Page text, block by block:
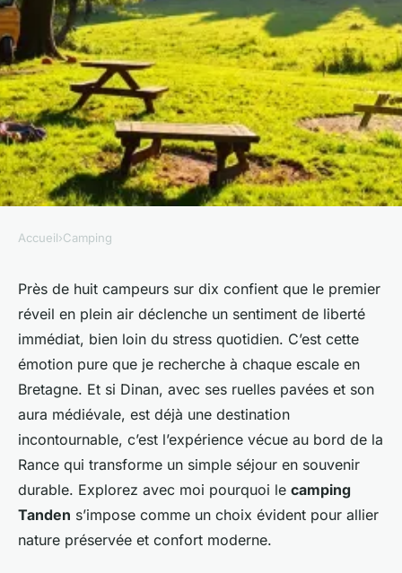
CAMPING
Top 5 raisons de choisir La
Hallerais pour camper à Dinan
Bernardin •09/03/2026 08:02•8 min de lecture
Accueil›Camping
Près de huit campeurs sur dix confient que le premier
réveil en plein air déclenche un sentiment de liberté
immédiat, bien loin du stress quotidien. C’est cette
émotion pure que je recherche à chaque escale en
Bretagne. Et si Dinan, avec ses ruelles pavées et son
aura médiévale, est déjà une destination
incontournable, c’est l’expérience vécue au bord de la
Rance qui transforme un simple séjour en souvenir
durable. Explorez avec moi pourquoi le camping
Tanden s’impose comme un choix évident pour allier
nature préservée et confort moderne.